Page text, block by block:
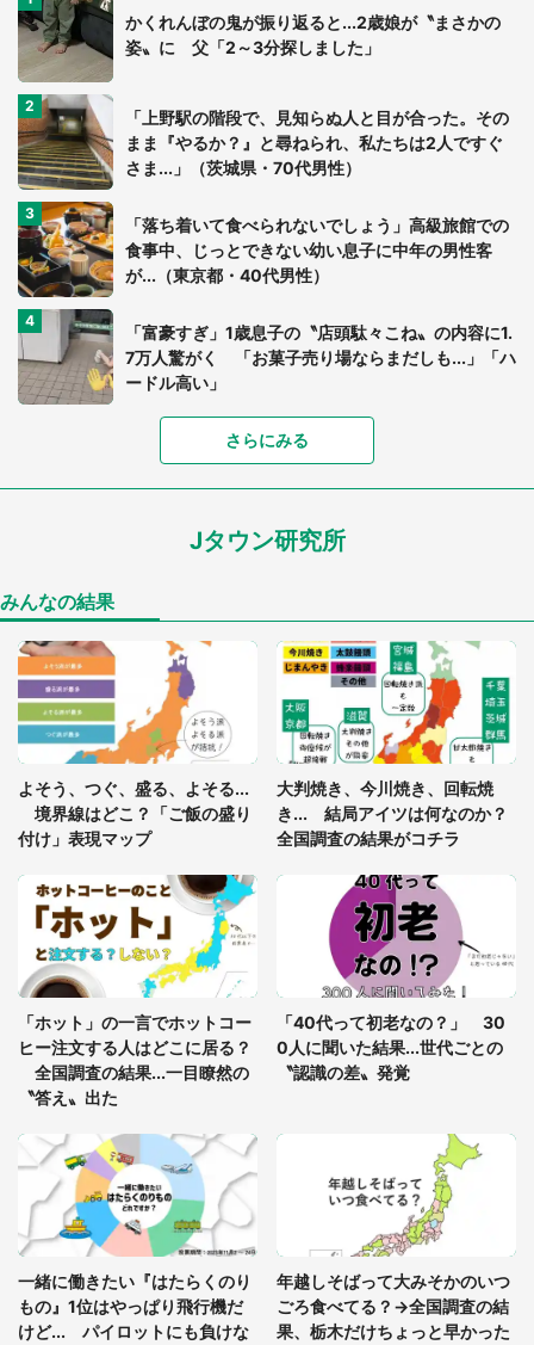
かくれんぼの鬼が振り返ると...2歳娘が〝まさかの
姿〟に 父「2～3分探しました」
「上野駅の階段で、見知らぬ人と目が合った。その
まま『やるか？』と尋ねられ、私たちは2人ですぐ
さま...」（茨城県・70代男性）
「落ち着いて食べられないでしょう」高級旅館での
食事中、じっとできない幼い息子に中年の男性客
が...（東京都・40代男性）
「富豪すぎ」1歳息子の〝店頭駄々こね〟の内容に1.
7万人驚がく 「お菓子売り場ならまだしも...」「ハ
ードル高い」
あまりにも四角すぎる猫、激写される 「これもう
家に〝デカい蛾〟が居座り続けて3日間...ビビり続
「○○がない街に住んでいます」住人の呟きに30万
人驚がく 何が存在しないか、あなたはわかる？
「閉所恐怖症の私は新幹線で大パニック。隣席の青
年に『手を繋いで』とお願いしたら...」 体験談に
8万人感動
知らぬおじいさんがわざわざ声をかけてきて（兵庫
県・30代女性）
「ゾワゾワする」「本当に気持ち悪い」 道端でバ
グっちゃってた〝野生の野菜〟に6.5万人戦慄
さらにみる
Jタウン研究所
みんなの結果
よそう、つぐ、盛る、よそる...
境界線はどこ？「ご飯の盛り
付け」表現マップ
大判焼き、今川焼き、回転焼
き... 結局アイツは何なのか？
全国調査の結果がコチラ
「ホット」の一言でホットコー
ヒー注文する人はどこに居る？
全国調査の結果...一目瞭然の
〝答え〟出た
「40代って初老なの？」 30
0人に聞いた結果...世代ごとの
〝認識の差〟発覚
一緒に働きたい『はたらくのり
もの』1位はやっぱり飛行機だ
けど... パイロットにも負けな
年越しそばって大みそかのいつ
ごろ食べてる？→全国調査の結
果、栃木だけちょっと早かった